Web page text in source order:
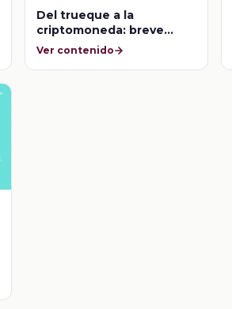
Del trueque a la
criptomoneda: breve
historia del dinero
Ver contenido